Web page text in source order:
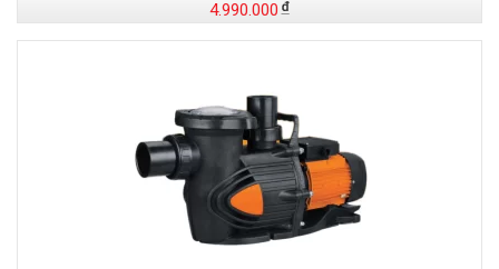
4.990.000